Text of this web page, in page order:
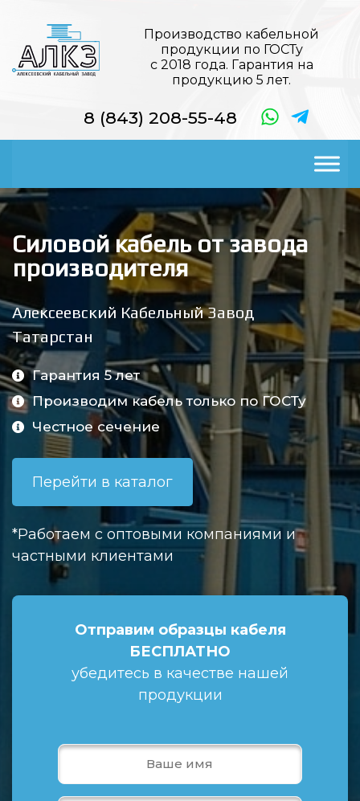
Производство кабельной
продукции по ГОСТу
с 2018 года. Гарантия на
продукцию 5 лет.
8 (843) 208-55-48
Силовой кабель от завода
производителя
Алексеевский Кабельный Завод
Татарстан
Гарантия 5 лет
Производим кабель только по ГОСТу
Честное сечение
Перейти в каталог
*Работаем с оптовыми компаниями и
частными клиентами
Отправим образцы кабеля
БЕСПЛАТНО
убедитесь в качестве нашей
продукции